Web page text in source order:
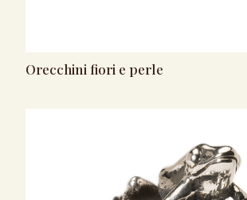
Orecchini fiori e perle